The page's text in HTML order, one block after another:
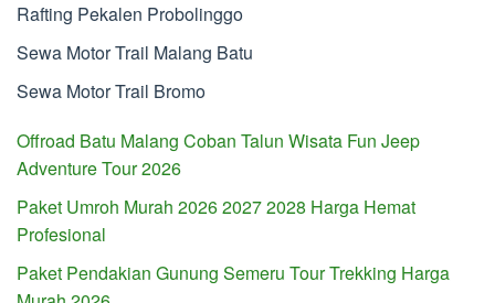
Rafting Pekalen Probolinggo
Sewa Motor Trail Malang Batu
Sewa Motor Trail Bromo
Offroad Batu Malang Coban Talun Wisata Fun Jeep
Adventure Tour 2026
Paket Umroh Murah 2026 2027 2028 Harga Hemat
Profesional
Paket Pendakian Gunung Semeru Tour Trekking Harga